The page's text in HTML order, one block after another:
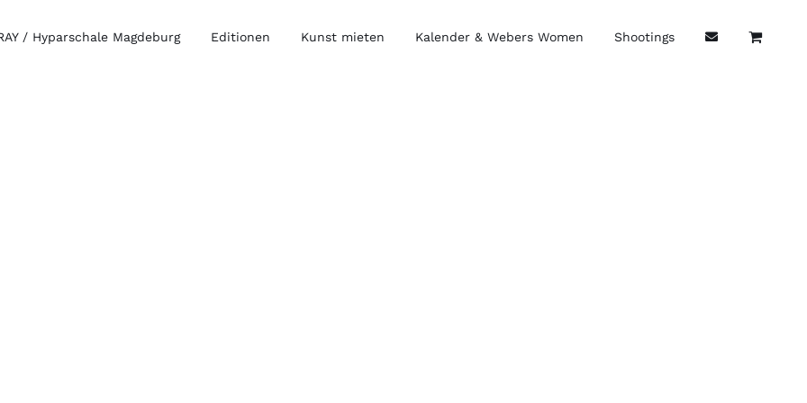
/ Hyparschale Magdeburg Editionen Kunst mieten Kalender & Webers Women Shootings